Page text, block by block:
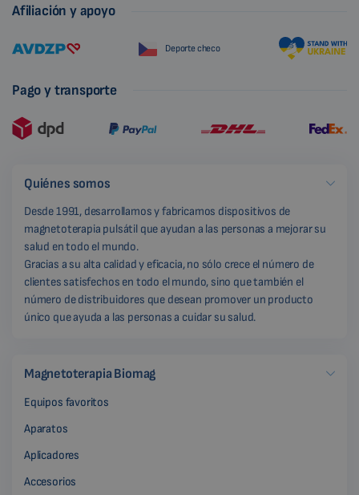
Afiliación y apoyo
Deporte checo
Pago y transporte
Quiénes somos
Desde 1991, desarrollamos y fabricamos dispositivos de
magnetoterapia pulsátil que ayudan a las personas a mejorar su
salud en todo el mundo.
Gracias a su alta calidad y eficacia, no sólo crece el número de
clientes satisfechos en todo el mundo, sino que también el
número de distribuidores que desean promover un producto
único que ayuda a las personas a cuidar su salud.
Magnetoterapia Biomag
Equipos favoritos
Aparatos
Aplicadores
Accesorios